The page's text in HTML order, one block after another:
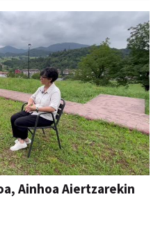
Ainhoa Aiertzarekin